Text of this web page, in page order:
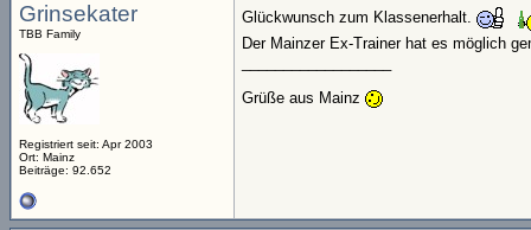
Grinsekater
TBB Family
Registriert seit: Apr 2003
Ort: Mainz
Beiträge: 92.652
Glückwunsch zum Klassenerhalt.
Der Mainzer Ex-Trainer hat es möglich
Grüße aus Mainz